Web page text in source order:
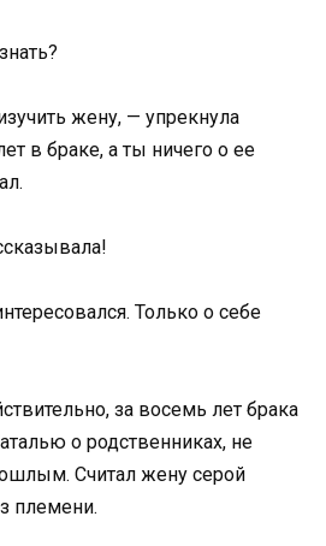
жену, — упрекнула
в браке, а ты ничего о ее
Только о себе
за восемь лет брака
о родственниках, не
Считал жену серой
племени.